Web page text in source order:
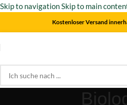
Skip to navigationSkip to main
Kostenloser Versand